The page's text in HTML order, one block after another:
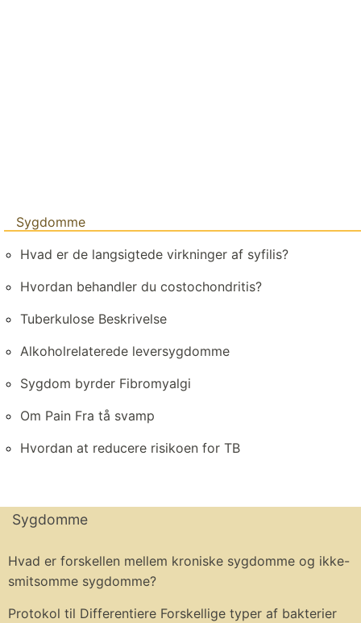
Sygdomme
Hvad er de langsigtede virkninger af syfilis?
Hvordan behandler du costochondritis?
Tuberkulose Beskrivelse
Alkoholrelaterede leversygdomme
Sygdom byrder Fibromyalgi
Om Pain Fra tå svamp
Hvordan at reducere risikoen for TB
Sygdomme
Hvad er forskellen mellem kroniske sygdomme og ikke-
smitsomme sygdomme?
Protokol til Differentiere Forskellige typer af bakterier